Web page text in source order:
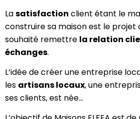
Lasatisfaction client étant le
construire sa maison est le projet
souhaité remettre la relation
échanges.
L’idée de créer une entreprise
les artisans locaux, une
ses clients, est née…